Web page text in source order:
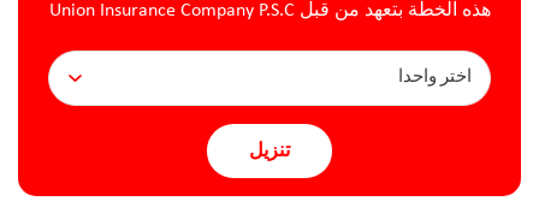
هذه الخطة بتعهد من قبل Union Insurance Company P.S.C